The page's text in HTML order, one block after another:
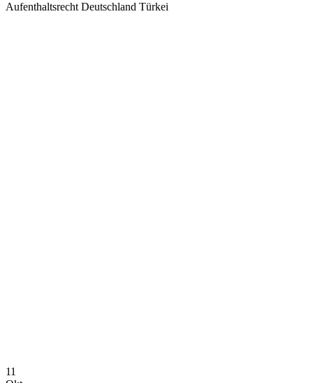
Aufenthaltsrecht Deutschland Türkei
11